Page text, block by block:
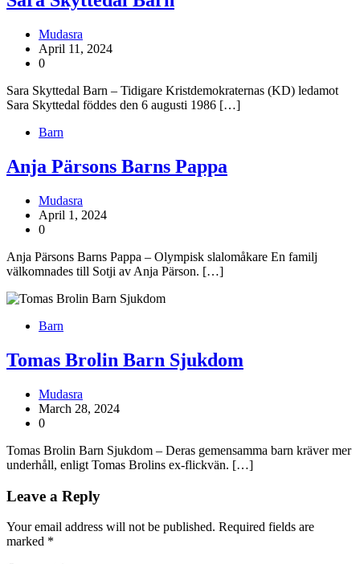
Mudasra
April 11, 2024
0
Sara Skyttedal Barn – Tidigare Kristdemokraternas (KD) ledamot
Sara Skyttedal föddes den 6 augusti 1986 […]
Barn
Anja Pärsons Barns Pappa
Mudasra
April 1, 2024
0
Anja Pärsons Barns Pappa – Olympisk slalomåkare En familj
välkomnades till Sotji av Anja Pärson. […]
Barn
Tomas Brolin Barn Sjukdom
Mudasra
March 28, 2024
0
Tomas Brolin Barn Sjukdom – Deras gemensamma barn kräver mer
underhåll, enligt Tomas Brolins ex-flickvän. […]
Leave a Reply
Your email address will not be published. Required fields are
marked *